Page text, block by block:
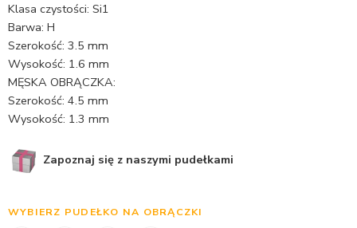
Klasa czystości: Si1
Barwa: H
Szerokość: 3.5 mm
Wysokość: 1.6 mm
MĘSKA OBRĄCZKA:
Szerokość: 4.5 mm
Wysokość: 1.3 mm
Zapoznaj się z naszymi pudełkami
WYBIERZ PUDEŁKO NA OBRĄCZKI